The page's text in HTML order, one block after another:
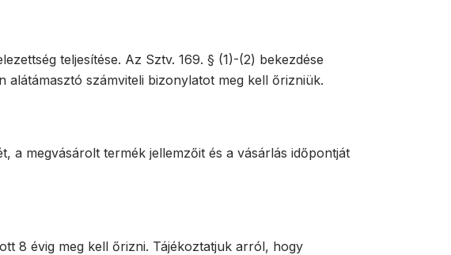
teljesítése. Az Sztv. 169. § (1)-(2) bekezdése
alátámasztó számviteli bizonylatot meg kell őrizniük.
a megvásárolt termék jellemzőit és a vásárlás időpontját
8 évig meg kell őrizni. Tájékoztatjuk arról, hogy